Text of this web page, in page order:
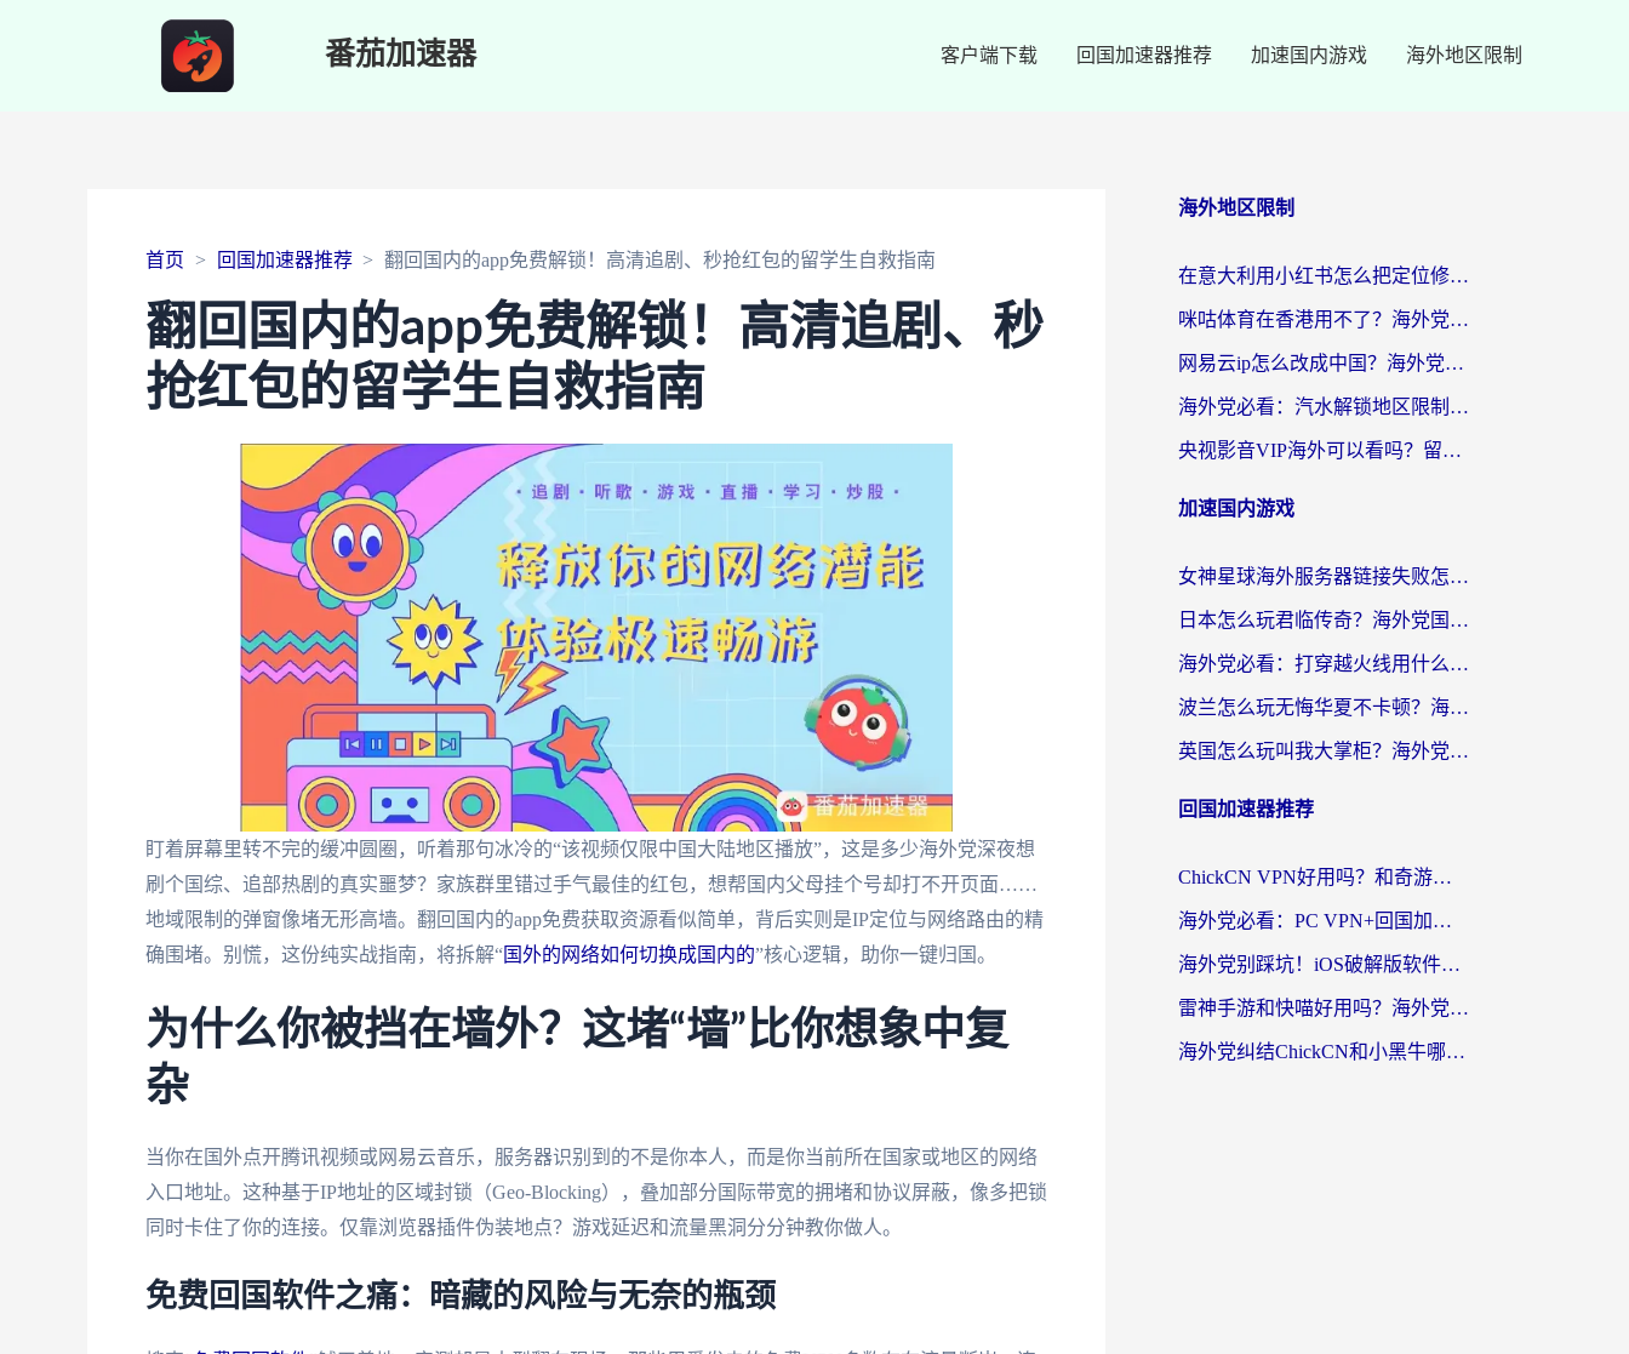
番茄加速器 客户端下载 回国加速器推荐 加速国内游戏 海外地区限制
首页 回国加速器推荐 翻回国内的app免费解锁！高清追剧、秒抢红包的留学生自救指南
翻回国内的app免费解锁！高清追剧、秒
抢红包的留学生自救指南
盯着屏幕里转不完的缓冲圆圈，听着那句冰冷的“该视频仅限中国大陆地区播放”，这是多少海外党深夜想
刷个国综、追部热剧的真实噩梦？家族群里错过手气最佳的红包，想帮国内父母挂个号却打不开页面……
地域限制的弹窗像堵无形高墙。翻回国内的app免费获取资源看似简单，背后实则是IP定位与网络路由的精
确围堵。别慌，这份纯实战指南，将拆解“国外的网络如何切换成国内的”核心逻辑，助你一键归国。
为什么你被挡在墙外？这堵“墙”比你想象中复
杂
当你在国外点开腾讯视频或网易云音乐，服务器识别到的不是你本人，而是你当前所在国家或地区的网络
入口地址。这种基于IP地址的区域封锁（Geo-Blocking），叠加部分国际带宽的拥堵和协议屏蔽，像多把锁
同时卡住了你的连接。仅靠浏览器插件伪装地点？游戏延迟和流量黑洞分分钟教你做人。
免费回国软件之痛：暗藏的风险与无奈的瓶颈
海外地区限制
在意大利用小红书怎么把定位修改到中国国内？3个实用技巧+1个靠谱工具帮你搞定
咪咕体育在香港用不了？海外党必看的回国加速器选择指南（附3个真实场景解决方案）
网易云ip怎么改成中国？海外党听音乐听书的无痛解决方案
海外党必看：汽水解锁地区限制怎么解除？3招解决国内影音&生活服务难题
央视影音VIP海外可以看吗？留学生亲测有效的回国加速器选择指南
加速国内游戏
女神星球海外服务器链接失败怎么解决？海外党国服游戏加速避坑指南
日本怎么玩君临传奇？海外党国服游戏加速避坑指南（附菲律宾欧洲玩家实测）
海外党必看：打穿越火线用什么加速器？解决延迟卡顿，还能玩奇妙拼图世界和第五人格
波兰怎么玩无悔华夏不卡顿？海外国服游戏加速器终极指南（附征途2萤火突击解决方案）
英国怎么玩叫我大掌柜？海外党国服游戏加速避坑指南（附实测推荐）
回国加速器推荐
ChickCN VPN好用吗？和奇游手游VPN对比哪个回国效果更好？海外党亲测实用指南
海外党必看：PC VPN+回国加速器怎么选？无缝访问国内资源全攻略
海外党别踩坑！iOS破解版软件不可靠？教你选对回国加速器无缝看国内资源
雷神手游和快喵好用吗？海外党亲测5款回国加速器，附斧牛Bling对比+微信视频号解决办法
海外党纠结ChickCN和小黑牛哪个好？一篇帮你选对回国加速器的实用指南